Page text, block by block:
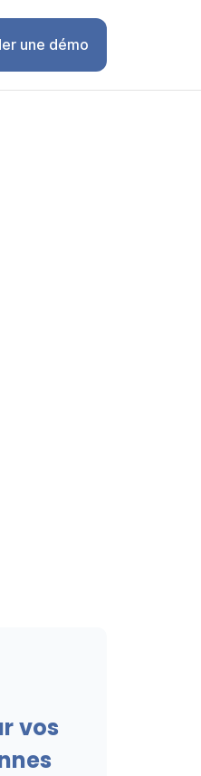
une démo
vos